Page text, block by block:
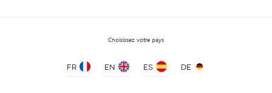
Choisissez votre pays
FR EN ES DE